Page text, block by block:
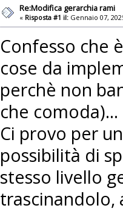
Re:Modifica gerarchia rami
« Risposta #1 il: Gennaio 07,
Confesso che
cose da
perchè non
che comoda)...
Ci provo per
possibilità di
stesso livello
trascinandolo,